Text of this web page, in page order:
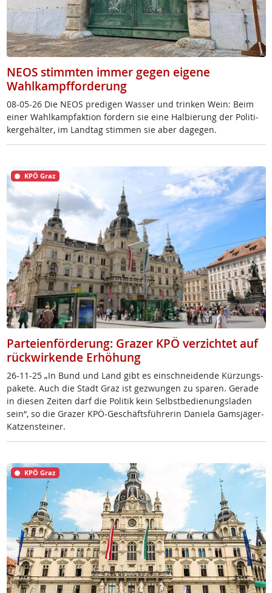
NEOS stimmten immer gegen eigene
Wahlkampfforderung
08-05-26 Die NE­OS pre­di­gen Was­ser und trin­ken Wein: Beim
ei­ner Wahl­kamp­f­ak­ti­on for­dern sie ei­ne Hal­bie­rung der Po­li­ti­
ker­ge­häl­ter, im Land­tag stim­men sie aber da­ge­gen.
KPÖ Graz
Parteienförderung: Grazer KPÖ verzichtet auf
rückwirkende Erhöhung
26-11-25 „In Bund und Land gibt es ein­schnei­den­de Kür­zungs­
pa­ke­te. Auch die Stadt Graz ist ge­zwun­gen zu spa­ren. Ge­ra­de
in die­sen Zei­ten darf die Po­li­tik kein Selbst­be­di­e­nungs­la­den
sein“, so die Gra­zer KPÖ-Ge­schäfts­füh­re­rin Da­nie­la Gams­jä­ger-
Kat­zen­stei­ner.
KPÖ Graz